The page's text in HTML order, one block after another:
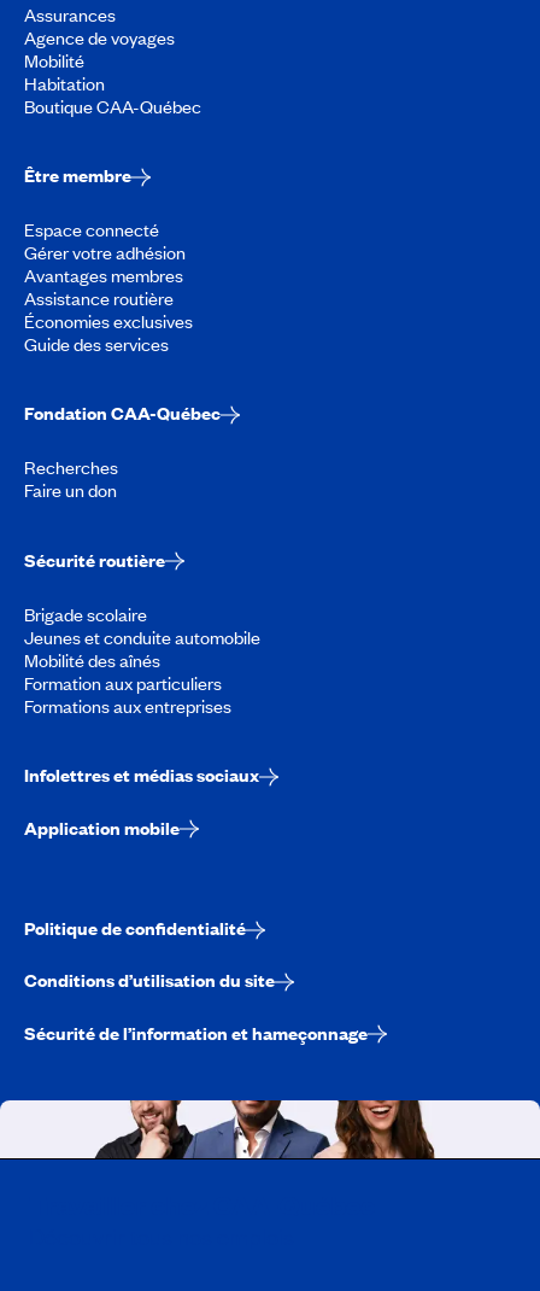
Assurances
Agence de voyages
Mobilité
Habitation
Boutique CAA-Québec
Être membre
Espace connecté
Gérer votre adhésion
Avantages membres
Assistance routière
Économies exclusives
Guide des services
Fondation CAA-Québec
Recherches
Faire un don
Sécurité routière
Brigade scolaire
Jeunes et conduite automobile
Mobilité des aînés
Formation aux particuliers
Formations aux entreprises
Infolettres et médias sociaux
Application mobile
Politique de confidentialité
Conditions d’utilisation du site
Sécurité de l’information et hameçonnage